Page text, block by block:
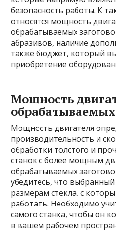
безопасность работы. К
относятся мощность
обрабатываемых
абразивов, наличие
также бюджет, который
приобретение
Мощность
обрабатываемых
Мощность двигателя
производительность и
обработки толстого и
станок с более мощным
обрабатываемых
убедитесь, что выбранный
размерам стекла, с
работать. Необходимо
самого станка, чтобы он
в вашем рабочем